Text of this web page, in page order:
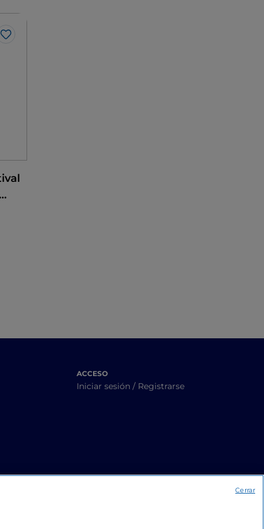
Me gusta
ACCESO
Iniciar sesión / Registrarse
Cerrar